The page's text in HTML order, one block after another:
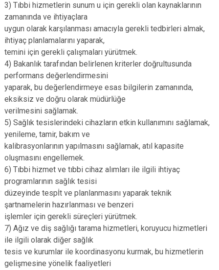
3) Tıbbi hizmetlerin sunum u için gerekli olan kaynaklarının
zamanında ve ihtiyaçlara
uygun olarak karşılanması amacıyla gerekli tedbirleri almak,
ihtiyaç planlamalarını yaparak,
temini için gerekli çalışmaları yürütmek.
4) Bakanlık tarafından belirlenen kriterler doğrultusunda
performans değerlendirmesini
yaparak, bu değerlendirmeye esas bilgilerin zamanında,
eksiksiz ve doğru olarak müdürlüğe
verilmesini sağlamak.
5) Sağlık tesislerindeki cihazların etkin kullanımını sağlamak,
yenileme, tamir, bakım ve
kalibrasyonlarının yapılmasını sağlamak, atıl kapasite
oluşmasını engellemek.
6) Tıbbi hizmet ve tıbbi cihaz alımları ile ilgili ihtiyaç
programlarının sağlık tesisi
düzeyinde tespİt ve planlanmasını yaparak teknik
şartnamelerin hazırlanması ve benzeri
işlemler için gerekli süreçleri yürütmek.
7) Ağız ve diş sağlığı tarama hizmetleri, koruyucu hizmetleri
ile ilgili olarak diğer sağlık
tesis ve kurumlar ile koordinasyonu kurmak, bu hizmetlerin
gelişmesine yönelik faaliyetleri